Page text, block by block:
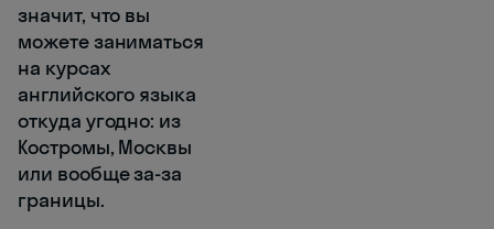
значит, что вы
можете заниматься
на курсах
английского языка
откуда угодно: из
Костромы, Москвы
или вообще за-за
границы.